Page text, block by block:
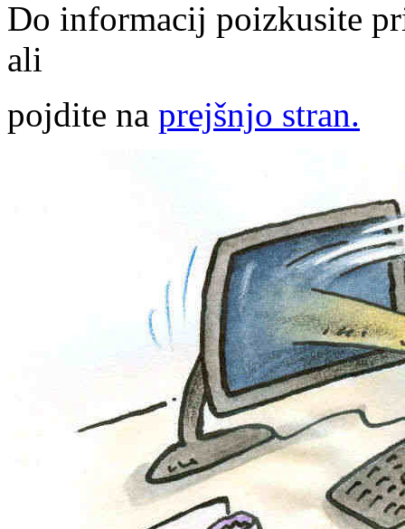
Do informacij poizkusite
ali
pojdite na prejšnjo stran.